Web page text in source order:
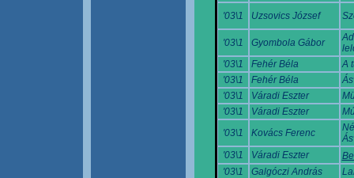
'03\1
Uzsovics József
'03\1 Gyombola Gábor
'03\1
Fehér Béla
A
'03\1
Fehér Béla
'03\1
Váradi Eszter
'03\1
Váradi Eszter
'03\1
Kovács Ferenc
'03\1
Váradi Eszter
'03\1
Galgóczi András